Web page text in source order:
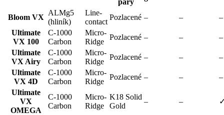
Bloom VX
ALMg5
(hliník)
Line-
contact
Pozlacené – –
–
Ultimate
VX 100
C-1000
Carbon
Micro-
Ridge
Pozlacené – –
–
Ultimate
VX Airy
C-1000
Carbon
Micro-
Ridge
Pozlacené – –
–
Ultimate
VX 4D
C-1000
Carbon
Micro-
Ridge
Pozlacené – –
–
Ultimate
VX
OMEGA
C-1000
Carbon
Micro-
Ridge
K18 Solid
Gold
– –